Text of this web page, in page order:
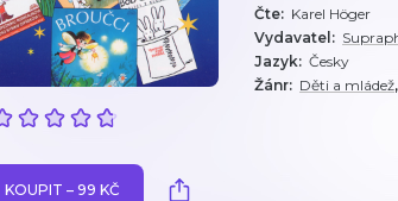
Čte: Karel Höger
Vydavatel :
Jazyk: Česky
Žánr: Děti a mládež,
KOUPIT – 99 KČ